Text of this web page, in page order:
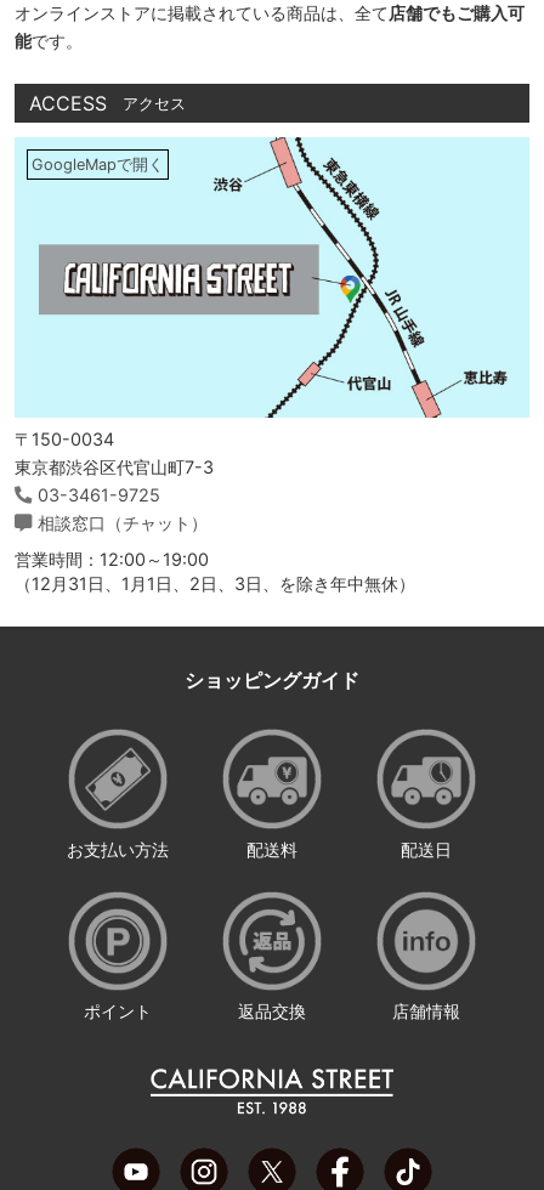
オンラインストアに掲載されている商品は、全て店舗でもご購入可
能です。
ACCESS アクセス
GoogleMapで開く
〒150-0034
東京都渋谷区代官山町7-3
03-3461-9725
相談窓口（チャット）
営業時間：12:00～19:00
（12月31日、1月1日、2日、3日、を除き年中無休）
ショッピングガイド
お支払い方法 配送料 配送日
ポイント 返品交換 店舗情報